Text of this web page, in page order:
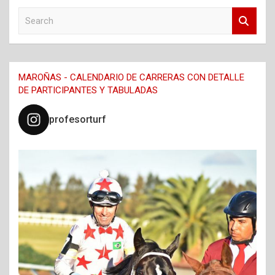
c
h
MAROÑAS - CALENDARIO DE CARRERAS CON DETALLE
DE PARTICIPANTES Y TABULADAS
profesorturf